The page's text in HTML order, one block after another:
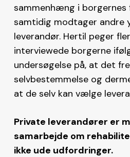
sammenhæng i
samtidig modtager andre
leverandør. Hertil peger
interviewede borgerne
undersøgelse på, at det
selvbestemmelse og
at de selv kan vælge
Private leverandører er
samarbejde om
ikke ude udfordringer.